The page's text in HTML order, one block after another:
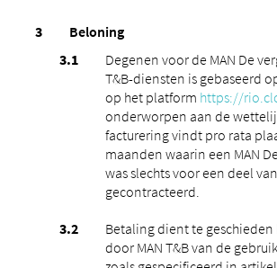
Beloning
Degenen voor de MAN De
T&B-diensten is gebaseerd
op het platform https://
onderworpen aan de
facturering vindt pro rata
maanden waarin een MAN
was slechts voor een deel
gecontracteerd.
Betaling dient te
door MAN T&B van de